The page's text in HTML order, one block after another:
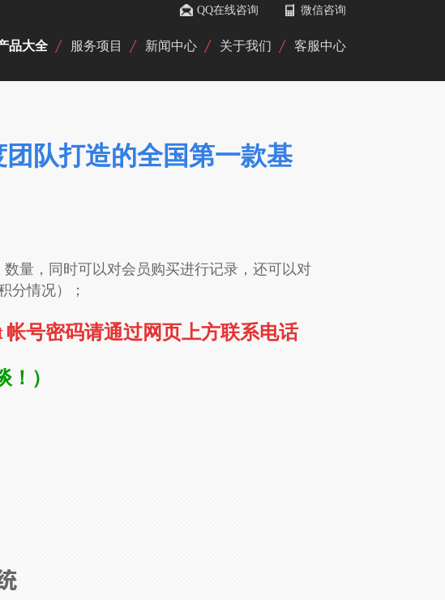
QQ在线咨询 微信咨询
品大全 服务项目 新闻中心 关于我们 客服中心
队打造的全国第一款基
量，同时可以对会员购买进行记录，还可以对
分情况）；
帐号密码请通过网页上方联系电话
）